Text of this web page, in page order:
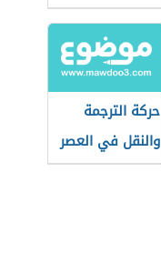
حركة الترجمة
والنقل في العصر
العباسي الأول